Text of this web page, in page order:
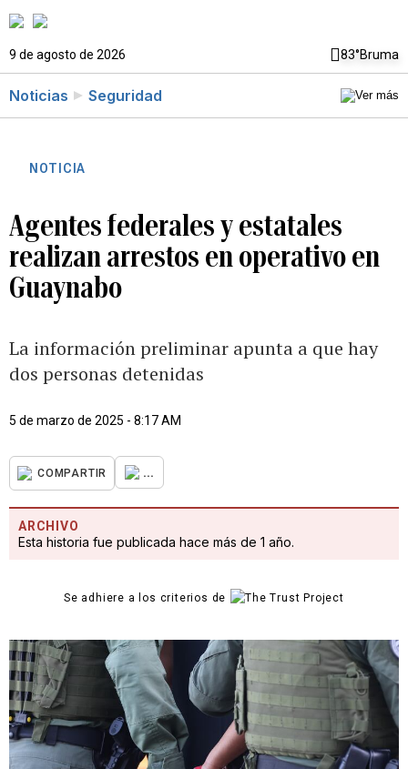
9 de agosto de 2026 83°Bruma
Noticias Seguridad
NOTICIA
Agentes federales y estatales
realizan arrestos en operativo en
Guaynabo
La información preliminar apunta a que hay
dos personas detenidas
5 de marzo de 2025 - 8:17 AM
COMPARTIR ...
ARCHIVO
Esta historia fue publicada hace más de 1 año.
Se adhiere a los criterios de